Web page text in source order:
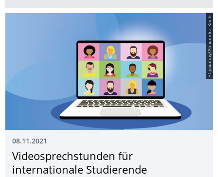
© pixabay/Alexandra Koch
08.11.2021
Videosprechstunden für
internationale Studierende